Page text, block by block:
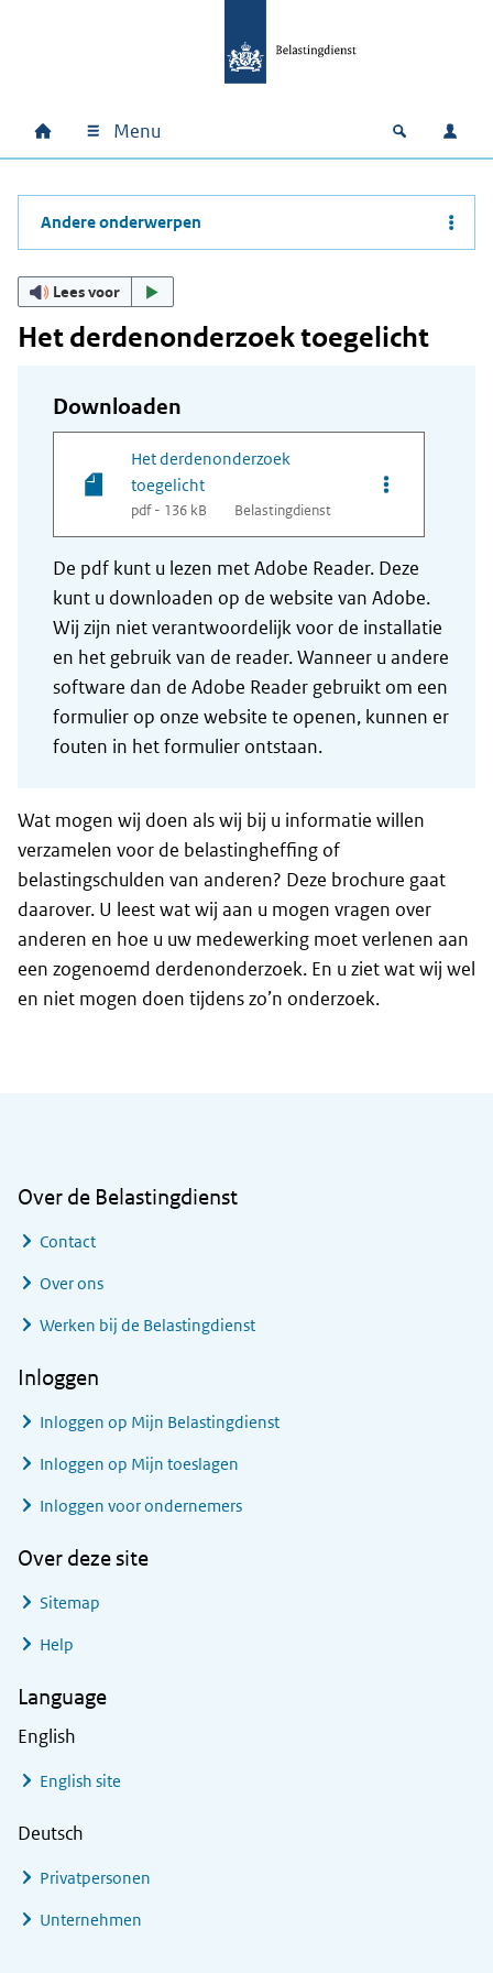
Hoofdnavigatie
Home Menu Open
Andere onderwerpen
Lees voor
Het derdenonderzoek toegelicht
Downloaden
Het derdenonderzoek
toegelicht
pdf - 136 kB Belastingdienst
Opties van
De pdf kunt u lezen met Adobe Reader. Deze
kunt u downloaden op de website van Adobe.
Wij zijn niet verantwoordelijk voor de installatie
en het gebruik van de reader. Wanneer u andere
software dan de Adobe Reader gebruikt om een
formulier op onze website te openen, kunnen er
fouten in het formulier ontstaan.
Wat mogen wij doen als wij bij u informatie willen
verzamelen voor de belastingheffing of
belastingschulden van anderen? Deze brochure gaat
daarover. U leest wat wij aan u mogen vragen over
anderen en hoe u uw medewerking moet verlenen aan
een zogenoemd derdenonderzoek. En u ziet wat wij wel
en niet mogen doen tijdens zo’n onderzoek.
Over de Belastingdienst
Contact
Over ons
Werken bij de Belastingdienst
Inloggen
Inloggen op Mijn Belastingdienst
Inloggen op Mijn toeslagen
Inloggen voor ondernemers
Over deze site
Sitemap
Help
Language
English
English site
Deutsch
Privatpersonen
Unternehmen